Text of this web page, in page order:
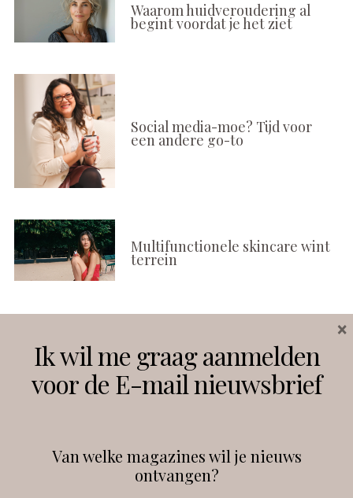
Waarom huidveroudering al
begint voordat je het ziet
Social media-moe? Tijd voor
een andere go-to
Multifunctionele skincare wint
terrein
Instagram Facebook
debeautyprofessional
Ik wil me graag aanmelden
voor de E-mail nieuwsbrief
Van welke magazines wil je nieuws
ontvangen?
×